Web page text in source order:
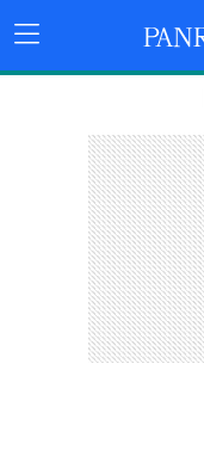
Menu
Principal